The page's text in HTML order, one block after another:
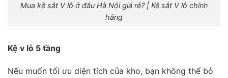
Mua kệ sắt V lỗ ở đâu Hà Nội giá rẻ? | Kệ sắt V lỗ chính
hãng
Kệ v lỗ 5 tầng
Nếu muốn tối ưu diện tích của kho, bạn không thể bỏ